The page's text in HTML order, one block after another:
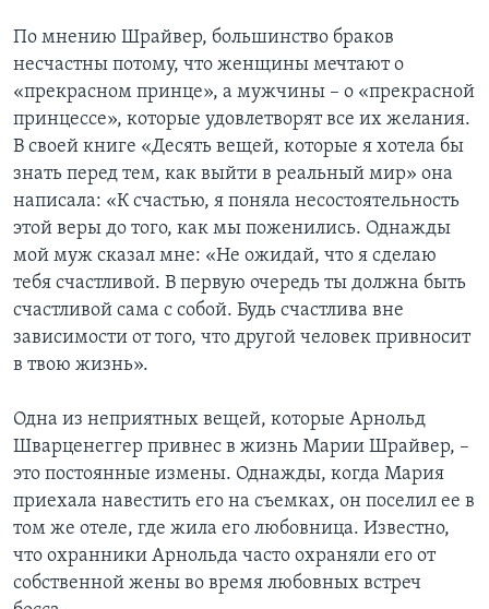
По мнению Шрайвер, большинство браков
несчастны потому, что женщины мечтают о
«прекрасном принце», а мужчины – о «прекрасной
принцессе», которые удовлетворят все их желания.
В своей книге «Десять вещей, которые я хотела бы
знать перед тем, как выйти в реальный мир» она
написала: «К счастью, я поняла несостоятельность
этой веры до того, как мы поженились. Однажды
мой муж сказал мне: «Не ожидай, что я сделаю
тебя счастливой. В первую очередь ты должна быть
счастливой сама с собой. Будь счастлива вне
зависимости от того, что другой человек привносит
в твою жизнь».
Одна из неприятных вещей, которые Арнольд
Шварценеггер привнес в жизнь Марии Шрайвер, –
это постоянные измены. Однажды, когда Мария
приехала навестить его на съемках, он поселил ее в
том же отеле, где жила его любовница. Известно,
что охранники Арнольда часто охраняли его от
собственной жены во время любовных встреч